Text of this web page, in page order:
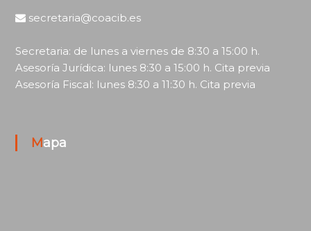
secretaria@coacib.es
Secretaria: de lunes a viernes de 8:30 a 15:00 h.
Asesoría Jurídica: lunes 8:30 a 15:00 h. Cita previa
Asesoría Fiscal: lunes 8:30 a 11:30 h. Cita previa
Mapa